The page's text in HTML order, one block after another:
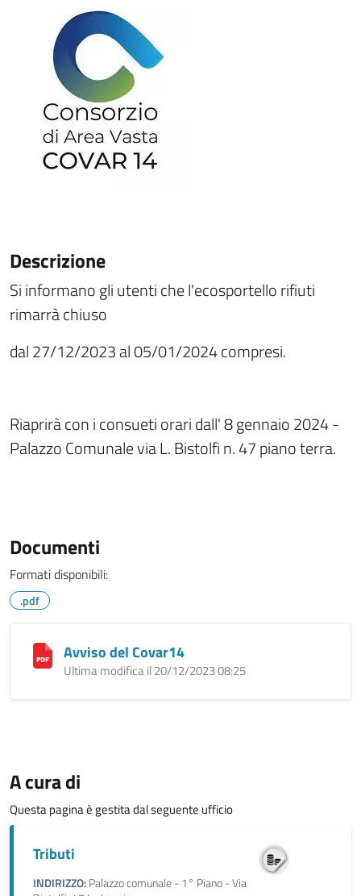
Descrizione
Si informano gli utenti che l'ecosportello rifiuti
rimarrà chiuso
dal 27/12/2023 al 05/01/2024 compresi.
Riaprirà con i consueti orari dall' 8 gennaio 2024 -
Palazzo Comunale via L. Bistolfi n. 47 piano terra.
Documenti
Formati disponibili:
.pdf
Avviso del Covar14
Ultima modifica il 20/12/2023 08:25
A cura di
Questa pagina è gestita dal seguente ufficio
Tributi
INDIRIZZO:Palazzo comunale - 1° Piano - Via